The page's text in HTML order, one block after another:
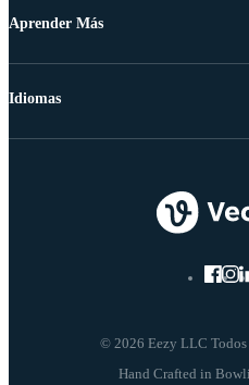
Aprender Más
© 2026 Eezy LLC Todos
Idiomas